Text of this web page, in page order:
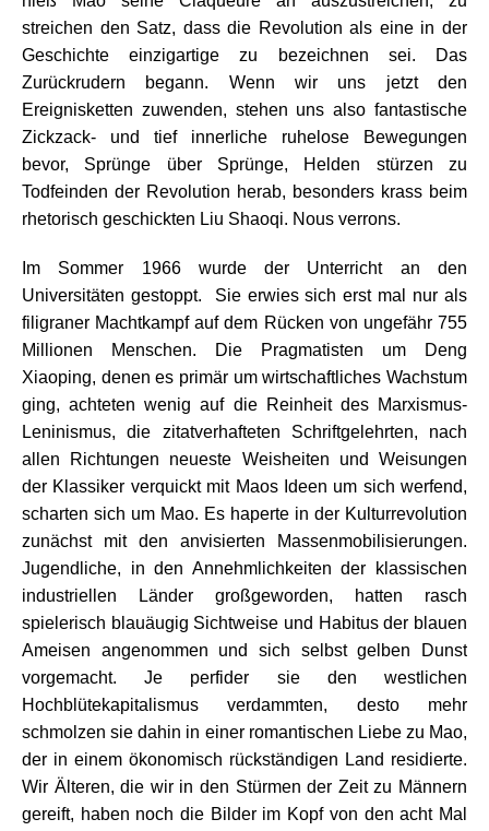
streichen den Satz, dass die Revolution als eine in der
Geschichte einzigartige zu bezeichnen sei. Das
Zurückrudern begann. Wenn wir uns jetzt den
Ereignisketten zuwenden, stehen uns also fantastische
Zickzack- und tief innerliche ruhelose Bewegungen
bevor, Sprünge über Sprünge, Helden stürzen zu
Todfeinden der Revolution herab, besonders krass beim
rhetorisch geschickten Liu Shaoqi. Nous verrons.
Im Sommer 1966 wurde der Unterricht an den
Universitäten gestoppt. Sie erwies sich erst mal nur als
filigraner Machtkampf auf dem Rücken von ungefähr 755
Millionen Menschen. Die Pragmatisten um Deng
Xiaoping, denen es primär um wirtschaftliches Wachstum
ging, achteten wenig auf die Reinheit des Marxismus-
Leninismus, die zitatverhafteten Schriftgelehrten, nach
allen Richtungen neueste Weisheiten und Weisungen
der Klassiker verquickt mit Maos Ideen um sich werfend,
scharten sich um Mao. Es haperte in der Kulturrevolution
zunächst mit den anvisierten Massenmobilisierungen.
Jugendliche, in den Annehmlichkeiten der klassischen
industriellen Länder großgeworden, hatten rasch
spielerisch blauäugig Sichtweise und Habitus der blauen
Ameisen angenommen und sich selbst gelben Dunst
vorgemacht. Je perfider sie den westlichen
Hochblütekapitalismus verdammten, desto mehr
schmolzen sie dahin in einer romantischen Liebe zu Mao,
der in einem ökonomisch rückständigen Land residierte.
Wir Älteren, die wir in den Stürmen der Zeit zu Männern
gereift, haben noch die Bilder im Kopf von den acht Mal